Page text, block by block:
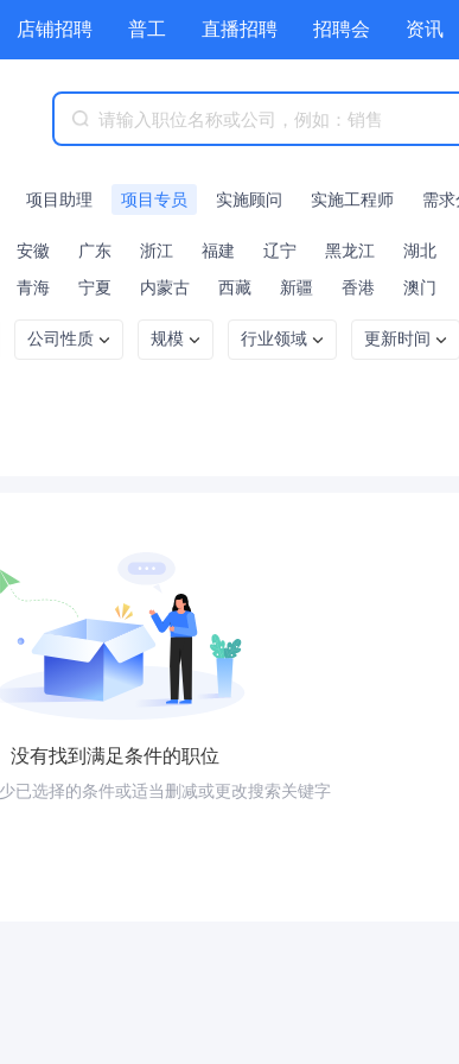
店铺招聘 普工 直播招聘 招聘会 资讯
商城 附近职位 工具箱 赏金招聘
项目助理 项目专员 实施顾问 实施工程师 需
安徽 广东 浙江 福建 辽宁 黑龙江 湖北
青海 宁夏 内蒙古 西藏 新疆 香港 澳门
公司性质 规模 行业领域 更新时间
没有找到满足条件的职位
已选择的条件或适当删减或更改搜索关键字